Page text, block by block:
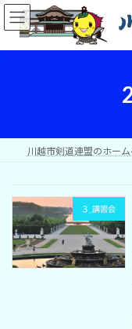
コ
ン
ン
ナ
ビ
ー
川越市剣道連盟のホー
3_講習会